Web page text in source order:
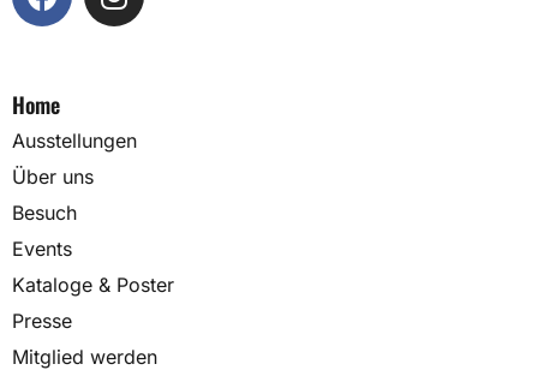
Home
Ausstellungen
Über uns
Besuch
Events
Kataloge & Poster
Presse
Mitglied werden